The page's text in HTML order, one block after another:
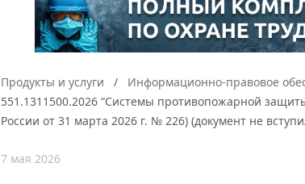
Продукты и услуги Информационно-правовое
551.1311500.2026 “Системы противопожарной
России от 31 марта 2026 г. № 226) (документ не
7 мая 2026